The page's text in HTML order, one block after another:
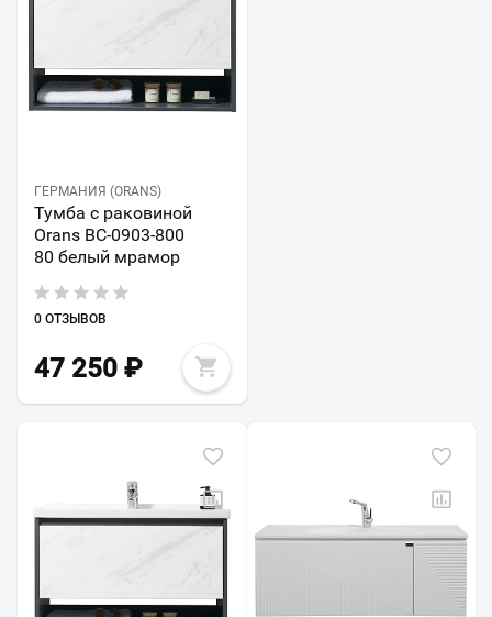
ГЕРМАНИЯ (ORANS)
Тумба с раковиной
Orans BC-0903-800
80 белый мрамор
0 ОТЗЫВОВ
47 250 ₽